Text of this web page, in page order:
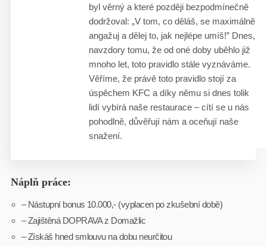
byl věrný a které později bezpodmínečně
dodržoval: „V tom, co děláš, se maximálně
angažuj a dělej to, jak nejlépe umíš!” Dnes,
navzdory tomu, že od oné doby uběhlo již
mnoho let, toto pravidlo stále vyznáváme.
Věříme, že právě toto pravidlo stojí za
úspěchem KFC a díky němu si dnes tolik
lidí vybírá naše restaurace – cítí se u nás
pohodlně, důvěřují nám a oceňují naše
snažení.
Náplň práce:
– Nástupní bonus 10.000,- (vyplacen po zkušební době)
– Zajištěná DOPRAVA z Domažlic
– Získáš hned smlouvu na dobu neurčitou